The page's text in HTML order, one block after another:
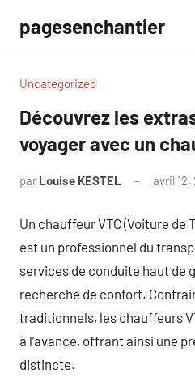
contenu
pagesenchantier
Uncategorized
Découvrez les
voyager avec un
par Louise KESTEL avril 12,
Un chauffeur VTC (Voiture de
est un professionnel du
services de conduite haut de
recherche de confort.
traditionnels, les chauffeurs
à l’avance, offrant ainsi une
distincte.